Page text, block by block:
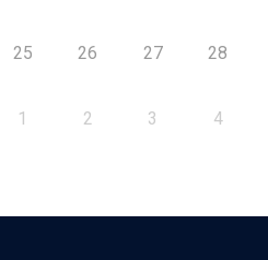
25 26 27 28
1 2 3 4